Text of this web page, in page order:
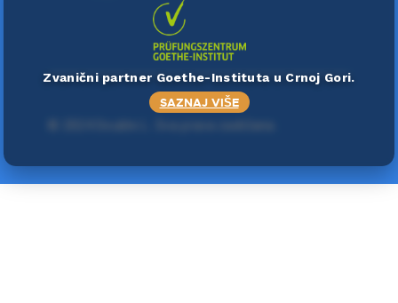
Zvanični partner Goethe-Instituta u Crnoj Gori.
SAZNAJ VIŠE